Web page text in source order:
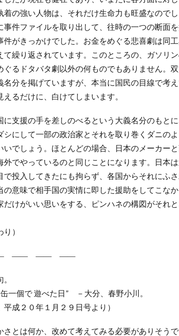
着の強い人物は、それだけ生命力も旺盛なのでし
件ファイルを取り出して、往時の一つの断面
件がきっかけでした。お金をめぐる悲喜劇は同
て繰り返されています。このところの、ガソリ
ぐるドタバタ劇以外の何ものでもありません。
名分を掲げていますが、本当に国民の目線で考
えるだけに、白けてしまいます。
支援の手を差しのべるという大義名分のもとに
シにして一部の政治家とそれを取り巻くダニの
いでしょう。ほとんどの場合、日本のメーカー
外でやっているのと同じことになります。日本
で投入してきたにも拘らず、各国からそれにふ
の意味で相手国の実情に即した援助をしてこな
だけがいい思いをする、ピンハネの構図がそれ
）
―― ―― ――
一個で 遊べた日” －大分、春野小川。
平成２０年１月２９日号より）
さとは何か、改めて考えてみる必要がありそうで